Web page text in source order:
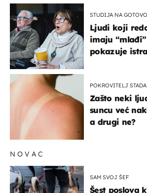
STUDIJA NA
Ljudi koji
imaju
pokazuje
POKROVITELJ STADA
Zašto neki
suncu već
a drugi ne?
NOVAC
SAM SVOJ ŠEF
Šest poslova